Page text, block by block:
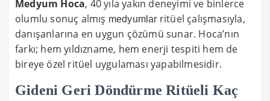
Medyum Hoca, 40 yıla yakın deneyimi ve binlerce
olumlu sonuç almış medyumlar ritüel çalışmasıyla,
danışanlarına en uygun çözümü sunar. Hoca’nın
farkı; hem yıldızname, hem enerji tespiti hem de
bireye özel ritüel uygulaması yapabilmesidir.
Gideni Geri Döndürme Ritüeli Kaç